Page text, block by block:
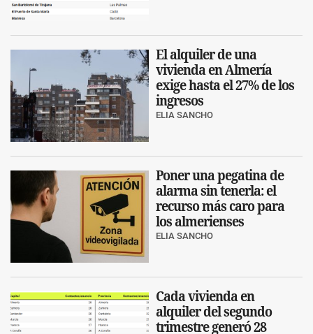
El alquiler de una
vivienda en Almería
exige hasta el 27% de los
ingresos
ELIA SANCHO
Poner una pegatina de
alarma sin tenerla: el
recurso más caro para
los almerienses
ELIA SANCHO
Cada vivienda en
alquiler del segundo
trimestre generó 28